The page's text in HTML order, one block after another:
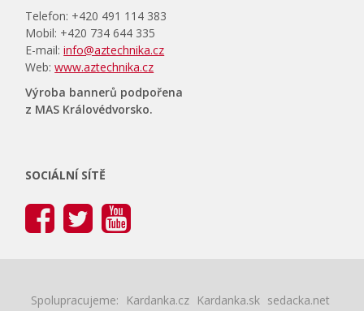
Telefon: +420 491 114 383
Mobil: +420 734 644 335
E-mail:info@aztechnika.cz
Web:www.aztechnika.cz
Výroba bannerů podpořena
z MAS Královédvorsko.
SOCIÁLNÍ SÍTĚ
Spolupracujeme: Kardanka.cz Kardanka.sk sedacka.net